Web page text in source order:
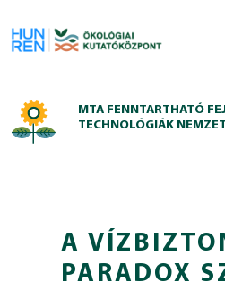
MTA FENNTARTHATÓ
TECHNOLÓGIÁK
A
PARADOX